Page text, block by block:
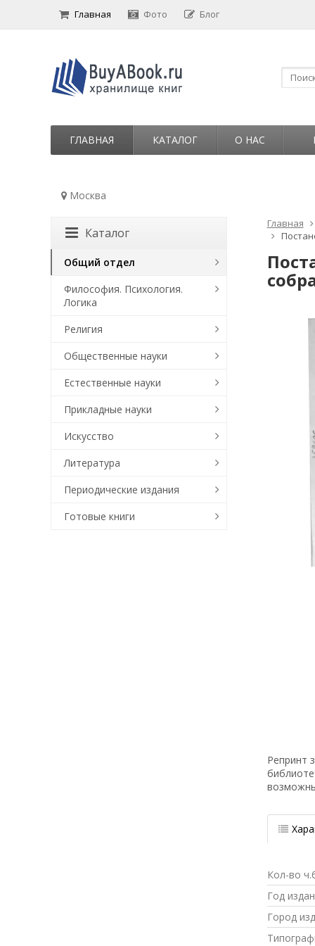
Главная Фото Блог
ГЛАВНАЯ КАТАЛОГ О НАС
Москва
Главная
Репринт
Кол-во
Год
Город
Каталог
Общий отдел
Философия. Психология.
Логика
Религия
Общественные науки
Естественные науки
Прикладные науки
Искусство
Литература
Периодические издания
Готовые книги